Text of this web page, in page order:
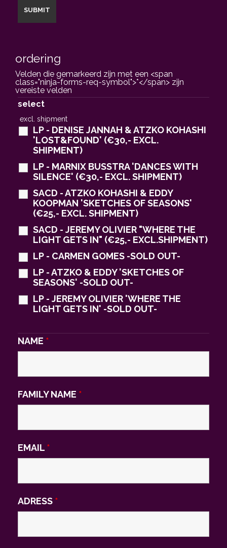
ordering
Velden die gemarkeerd zijn met een <span
class="ninja-forms-req-symbol">*</span> zijn
vereiste velden
select
LP - DENISE JANNAH & ATZKO KOHASHI
'LOST&FOUND' (€30,- EXCL.
SHIPMENT)
LP - MARNIX BUSSTRA 'DANCES WITH
SILENCE' (€30,- EXCL. SHIPMENT)
SACD - ATZKO KOHASHI & EDDY
KOOPMAN 'SKETCHES OF SEASONS'
(€25,- EXCL. SHIPMENT)
SACD - JEREMY OLIVIER "WHERE THE
LIGHT GETS IN" (€25,- EXCL.SHIPMENT)
LP - CARMEN GOMES -SOLD OUT-
LP - ATZKO & EDDY 'SKETCHES OF
SEASONS' -SOLD OUT-
LP - JEREMY OLIVIER 'WHERE THE
LIGHT GETS IN' -SOLD OUT-
excl. shipment
NAME *
FAMILY NAME *
EMAIL *
ADRESS *